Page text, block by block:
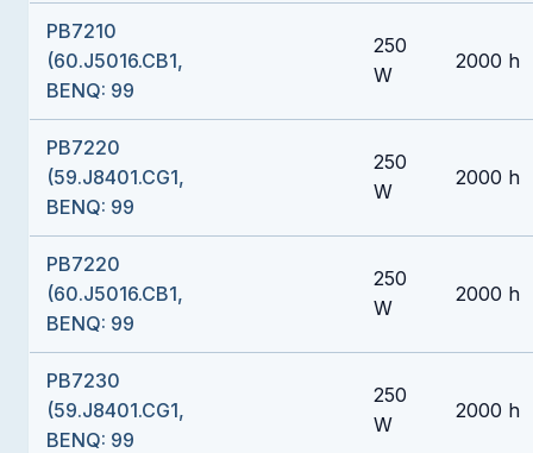
PB7210
(60.J5016.CB1,
BENQ: 99
250
W
2000 h
PB7220
(59.J8401.CG1,
BENQ: 99
250
W
2000 h
PB7220
(60.J5016.CB1,
BENQ: 99
250
W
2000 h
PB7230
(59.J8401.CG1,
BENQ: 99
250
W
2000 h